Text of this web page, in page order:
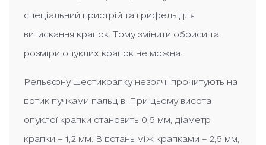
спеціальний пристрій та грифель для
витискання крапок. Тому змінити обриси та
розміри опуклих крапок не можна.
Рельєфну шестикрапку незрячі прочитують на
дотик пучками пальців. При цьому висота
опуклої крапки становить 0,5 мм, діаметр
крапки – 1,2 мм. Відстань між крапками – 2,5 мм,